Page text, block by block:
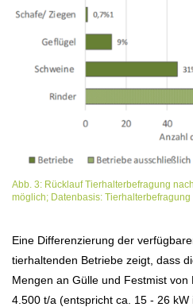
Abb. 3: Rücklauf Tierhalterbefragung
möglich; Datenbasis: Tierhalterbefragung
Eine Differenzierung der
tierhaltenden Betriebe zeigt, dass
Mengen an Gülle und Festmist von
4.500 t/a (entspricht ca. 15 - 26